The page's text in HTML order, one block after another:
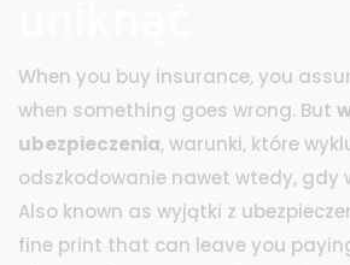
When you buy insurance, you
when something goes wrong. But
ubezpieczenia,warunki, które
odszkodowanie nawet wtedy, gdy
Also known as wyjątki z
fine print that can leave you